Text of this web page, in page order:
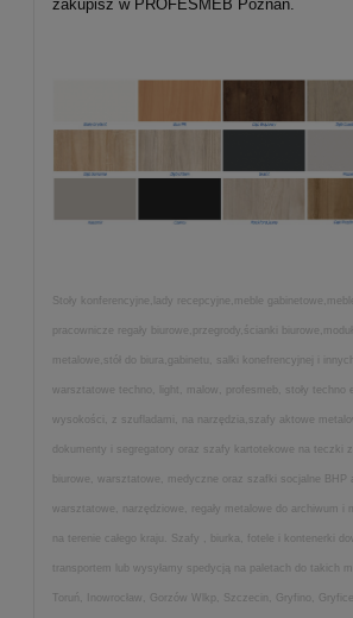
zakupisz w PROFESMEB Poznań.
Stoły konferencyjne,lady recepcyjne,meble
pracownicze regały biurowe,przegrody,ścianki
metalowe,stół do biura,gabinetu, salki konefrencyjnej i
warsztatowe techno, light, malow, profesmeb, stoły techno
wysokości, z szufladami, na narzędzia,szafy aktowe
dokumenty i segregatory oraz szafy kartotekowe na teczki
biurowe, warsztatowe, medyczne oraz szafki socjalne BHP
warsztatowe, narzędziowe, regały metalowe do archiwum i
na terenie całego kraju. Szafy , biurka, fotele i kontenerki
transportem lub wysyłamy spedycją na paletach do takich
Toruń, Inowrocław, Gorzów Wlkp, Szczecin, Gryfino,